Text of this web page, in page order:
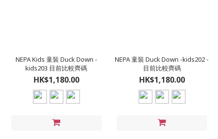
NEPA Kids 童裝 Duck Down -
kids203 目前比較齊碼
HK$1,180.00
NEPA 童裝 Duck Down -kids202 -
目前比較齊碼
HK$1,180.00